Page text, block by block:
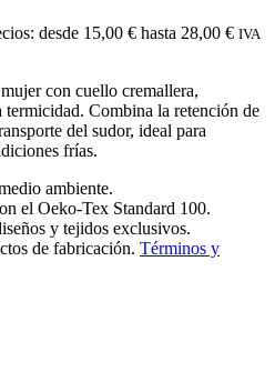
desde 15,00 € hasta 28,00 € IVA
con cuello cremallera,
Combina la retención de
del sudor, ideal para
frías.
ambiente.
el Oeko-Tex Standard 100.
y tejidos exclusivos.
de fabricación. Términos y